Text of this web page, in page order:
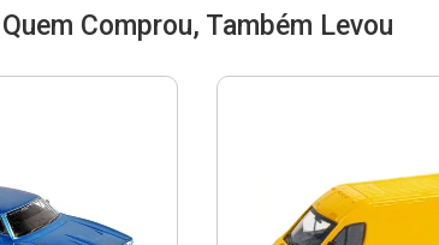
Quem Comprou, Também Levou